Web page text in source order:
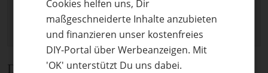
Diskussion
Cookies helfen uns, Dir
maßgeschneiderte Inhalte anzubieten
und finanzieren unser kostenfreies
DIY-Portal über Werbeanzeigen. Mit
'OK' unterstützt Du uns dabei.